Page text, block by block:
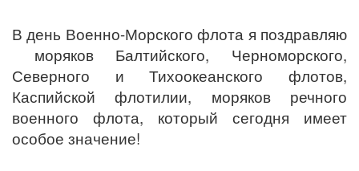
В день Военно-Морского флота я поздравляю
моряков Балтийского, Черноморского,
Северного и Тихоокеанского флотов,
Каспийской флотилии, моряков речного
военного флота, который сегодня имеет
особое значение!